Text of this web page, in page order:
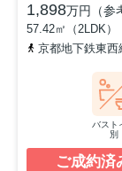
1,898万円（参
57.42㎡（2LDK）
京都地下鉄東
バスト
別
ご成約済